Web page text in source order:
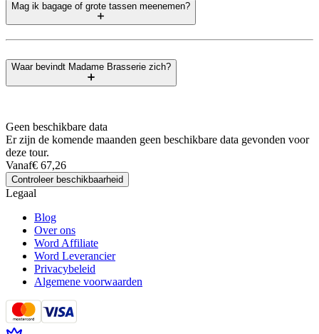
Mag ik bagage of grote tassen meenemen?
Waar bevindt Madame Brasserie zich?
Geen beschikbare data
Er zijn de komende maanden geen beschikbare data gevonden voor
deze tour.
Vanaf€ 67,26
Controleer beschikbaarheid
Legaal
Blog
Over ons
Word Affiliate
Word Leverancier
Privacybeleid
Algemene voorwaarden